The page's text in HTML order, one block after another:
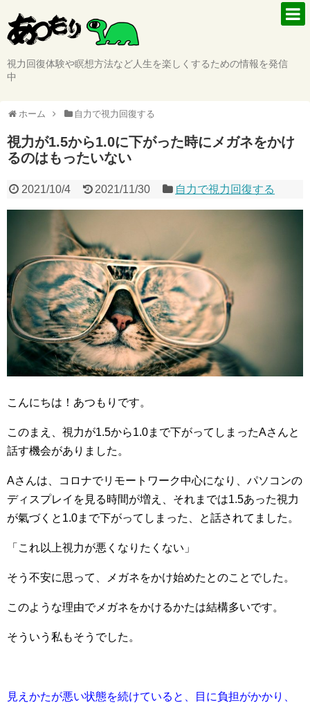
視力回復体験や瞑想方法など人生を楽しくするための情報を発信
中
ホーム 自力で視力回復する
視力が1.5から1.0に下がった時にメガネをかけ
るのはもったいない
2021/10/4 2021/11/30 自力で視力回復する
こんにちは！あつもりです。
このまえ、視力が1.5から1.0まで下がってしまったAさんと
話す機会がありました。
Aさんは、コロナでリモートワーク中心になり、パソコンの
ディスプレイを見る時間が増え、それまでは1.5あった視力
が氣づくと1.0まで下がってしまった、と話されてました。
「これ以上視力が悪くなりたくない」
そう不安に思って、メガネをかけ始めたとのことでした。
このような理由でメガネをかけるかたは結構多いです。
そういう私もそうでした。
見えかたが悪い状態を続けていると、目に負担がかかり、